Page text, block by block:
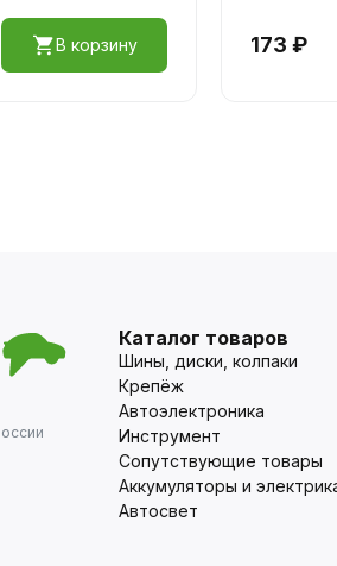
В корзину 173 ₽
Каталог товаров
Шины, диски, колпаки
Крепёж
Автоэлектроника
Инструмент
Сопутствующие товары
Аккумуляторы и
Автосвет